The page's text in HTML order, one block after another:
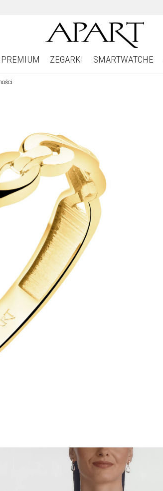
PREMIUM ZEGARKI SMARTWATCHE